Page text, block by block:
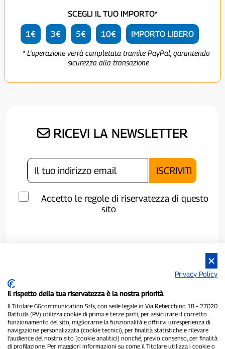
SCEGLI IL TUO IMPORTO*
1€ 3€ 5€ 10€ IMPORTO LIBERO
* L'operazione verrà completata tramite PayPal, garantendo
sicurezza alla transazione
RICEVI LA NEWSLETTER
Accetto le regole di riservatezza di questo
sito
P300.it è una Testata Giornalistica indipendente
Registrazione numero 1/2021 del 1/2/2021 - Tribunale di Pavia
Privacy Policy
Il rispetto della tua riservatezza è la nostra priorità
Il Titolare 66communication Srls, con sede legale in Via Rebecchino 18 – 27020
Battuda (PV) utilizza cookie di prima e terze parti, per assicurare il corretto
funzionamento del sito, migliorarne la funzionalità e offrirvi un’esperienza di
navigazione personalizzata (cookie tecnici), per finalità statistiche e rilevare
l’audience del nostro sito (cookie analitici) nonché, previo consenso, per finalità
di profilazione. Per maggiori informazioni su come il Titolare utilizza i cookie o